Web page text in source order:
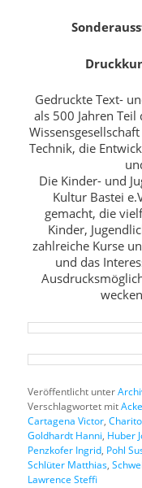
Gedruckte Text-
als 500 Jahren
Technik, die
Die Kinder- und
Kultur Bastei
gemacht, die
Kinder,
zahlreiche Kurse
und das
Veröffentlicht unter
Verschlagwortet mit
Cartagena Victor,
Goldhardt Hanni, Huber
Penzkofer Ingrid, Pohl
Schlüter Matthias,
Lawrence Steffi